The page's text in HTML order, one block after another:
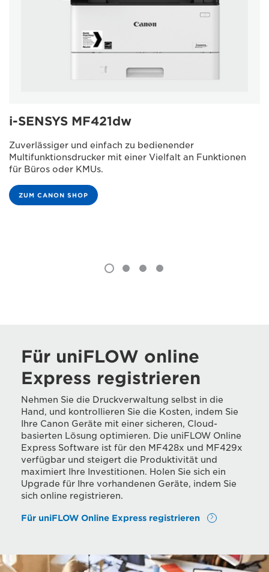
i-SENSYS MF421dw
Zuverlässiger und einfach zu bedienender
Multifunktionsdrucker mit einer Vielfalt an Funktionen
für Büros oder KMUs.
ZUM CANON SHOP
Für uniFLOW online
Express registrieren
Nehmen Sie die Druckverwaltung selbst in die
Hand, und kontrollieren Sie die Kosten, indem Sie
Ihre Canon Geräte mit einer sicheren, Cloud-
basierten Lösung optimieren. Die uniFLOW Online
Express Software ist für den MF428x und MF429x
verfügbar und steigert die Produktivität und
maximiert Ihre Investitionen. Holen Sie sich ein
Upgrade für Ihre vorhandenen Geräte, indem Sie
sich online registrieren.
Für uniFLOW Online Express registrieren